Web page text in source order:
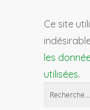
Ce site
les
utilisées.